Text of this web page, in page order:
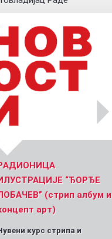
и духа Геза Шетет
и стрипографија)
“ЂОРЂЕ
(стрип албум и
арт)
курс стрипа и